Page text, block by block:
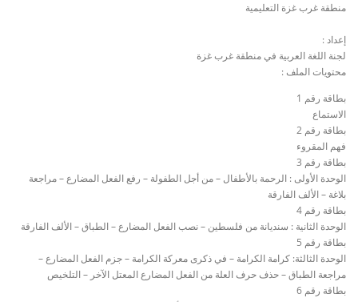
منطقة غرب غزة التعليمية
إعداد :
لجنة اللغة العربية في منطقة غرب غزة
محتويات الملف :
بطاقة رقم 1
الاستماع
بطاقة رقم 2
فهم المقروء
بطاقة رقم 3
الوحدة الأولى : الرحمة بالأطفال – من أجل الطفولة – رفع الفعل المضارع – مراجعة
بلاغة – الألف الفارقة
بطاقة رقم 4
الوحدة الثانية : سنديانة من فلسطين – نصب الفعل المضارع – الطباق – الألف الفارقة
بطاقة رقم 5
الوحدة الثالثة: كرامة الكرامة – في ذكرى معركة الكرامة – جزم الفعل المضارع –
مراجعة الطباق – حذف حرف العلة من الفعل المضارع المعتل الآخر – التلخيص
بطاقة رقم 6